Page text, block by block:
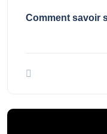
Comment savoir